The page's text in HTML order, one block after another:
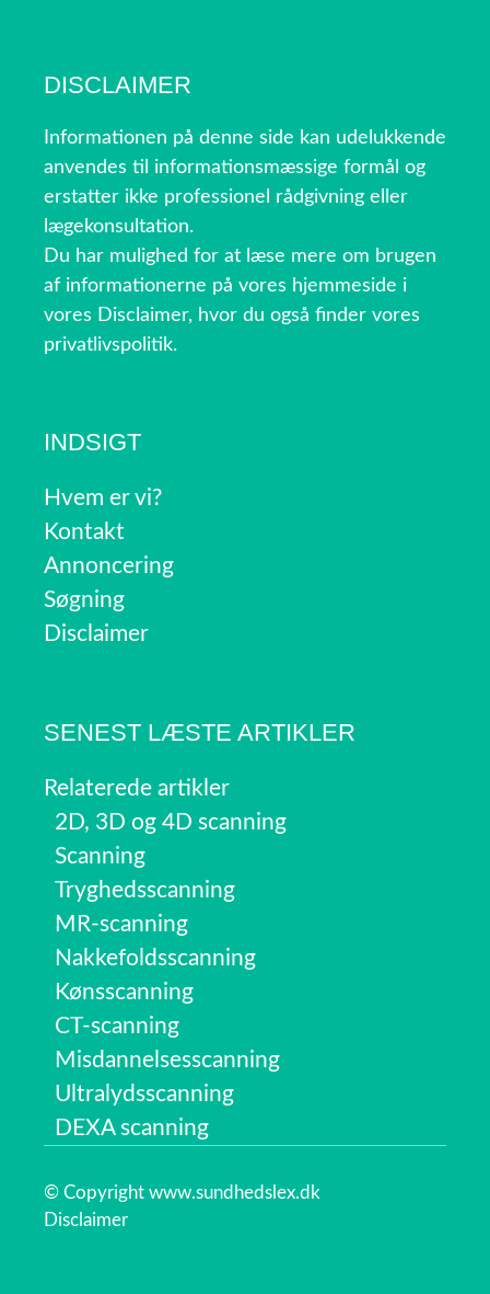
DISCLAIMER
Informationen på denne side kan udelukkende
anvendes til informationsmæssige formål og
erstatter ikke professionel rådgivning eller
lægekonsultation.
Du har mulighed for at læse mere om brugen
af informationerne på vores hjemmeside i
vores Disclaimer, hvor du også finder vores
privatlivspolitik.
INDSIGT
Hvem er vi?
Kontakt
Annoncering
Søgning
Disclaimer
SENEST LÆSTE ARTIKLER
Relaterede artikler
2D, 3D og 4D scanning
Scanning
Tryghedsscanning
MR-scanning
Nakkefoldsscanning
Kønsscanning
CT-scanning
Misdannelsesscanning
Ultralydsscanning
DEXA scanning
© Copyright www.sundhedslex.dk
Disclaimer